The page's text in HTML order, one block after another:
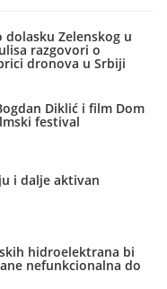
dolasku Zelenskog u
razgovori o
dronova u Srbiji
Diklić i film Dom
festival
i dalje aktivan
hidroelektrana bi
nefunkcionalna do